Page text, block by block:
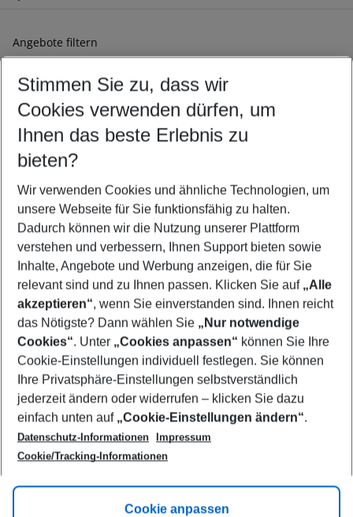
Angebote filtern
Ändern Sie Ihre Kriterien nach Ihren Wünschen
Abflughafen wählen
Beliebiger Abflughafen
Reisezeitraum wählen
08.08.26– 06.08.27 5-8 Nächte
2 Erwachsene Keine Kinder
Mehr Filter anzeigen
Footer
Footer navigation
Über uns
AGB
Cookie-Einstellungen ändern
Cookie-Richtlinie
Datenschutz
Service & Hilfe
Barrierefreies Reisen
Check-in
Flugbeschränkungen
Folgen Sie uns
Stimmen Sie zu, dass wir
Cookies verwenden dürfen, um
Ihnen das beste Erlebnis zu
bieten?
Wir verwenden Cookies und ähnliche Technologien, um
unsere Webseite für Sie funktionsfähig zu halten.
Dadurch können wir die Nutzung unserer Plattform
verstehen und verbessern, Ihnen Support bieten sowie
Inhalte, Angebote und Werbung anzeigen, die für Sie
relevant sind und zu Ihnen passen. Klicken Sie auf „Alle
akzeptieren“, wenn Sie einverstanden sind. Ihnen reicht
das Nötigste? Dann wählen Sie „Nur notwendige
Cookies“. Unter „Cookies anpassen“ können Sie Ihre
Cookie-Einstellungen individuell festlegen. Sie können
Ihre Privatsphäre-Einstellungen selbstverständlich
jederzeit ändern oder widerrufen – klicken Sie dazu
einfach unten auf „Cookie-Einstellungen ändern“.
Datenschutz-Informationen
Impressum
Cookie/Tracking-Informationen
Cookie anpassen